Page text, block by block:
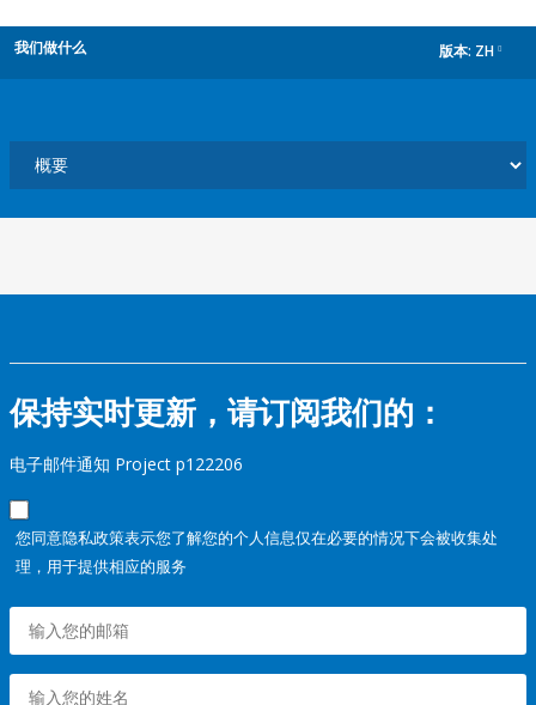
我们做什么 版本: ZH
保持实时更新，请订阅我们的：
电子邮件通知 Project p122206
您同意隐私政策表示您了解您的个人信息仅在必要的情况下会被收集处
理，用于提供相应的服务